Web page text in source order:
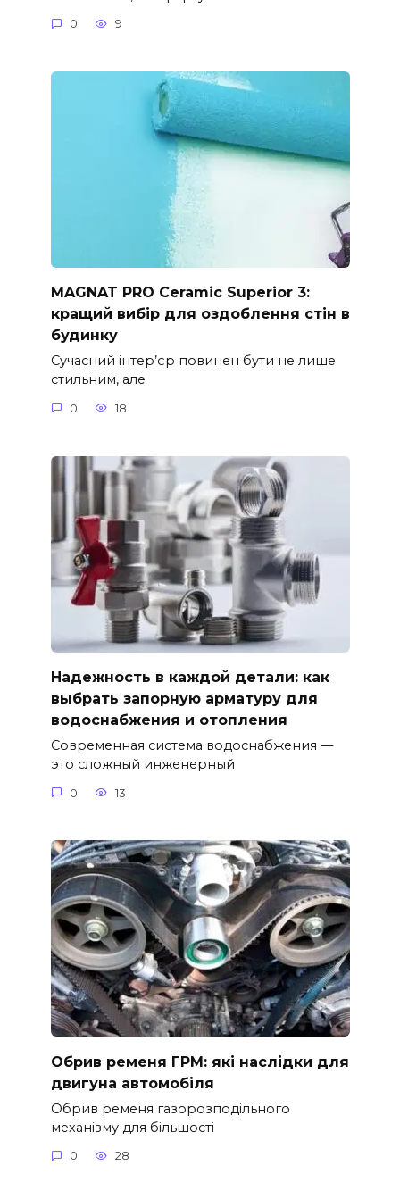
0 9
MAGNAT PRO Ceramic Superior 3:
кращий вибір для оздоблення стін в
будинку
Сучасний інтер’єр повинен бути не лише
стильним, але
0 18
Надежность в каждой детали: как
выбрать запорную арматуру для
водоснабжения и отопления
Современная система водоснабжения —
это сложный инженерный
0 13
Обрив ременя ГРМ: які наслідки для
двигуна автомобіля
Обрив ременя газорозподільного
механізму для більшості
0 28